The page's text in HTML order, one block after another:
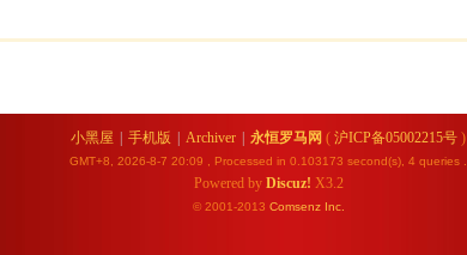
小黑屋 手机版 Archiver 永恒罗马网 ( 沪ICP备05002215号 )
GMT+8, 2026-8-7 20:09 , Processed in 0.103173 second(s), 4 queries .
Powered by Discuz! X3.2
© 2001-2013 Comsenz Inc.